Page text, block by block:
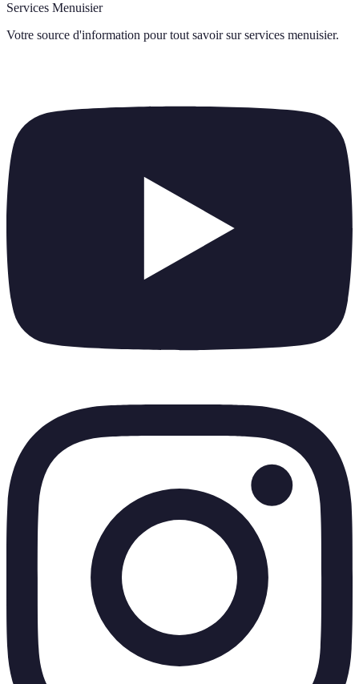
Services Menuisier
Votre source d'information pour tout savoir sur services menuisier.